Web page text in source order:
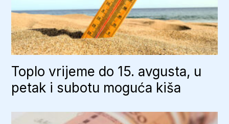
Toplo vrijeme do 15. avgusta, u
petak i subotu moguća kiša